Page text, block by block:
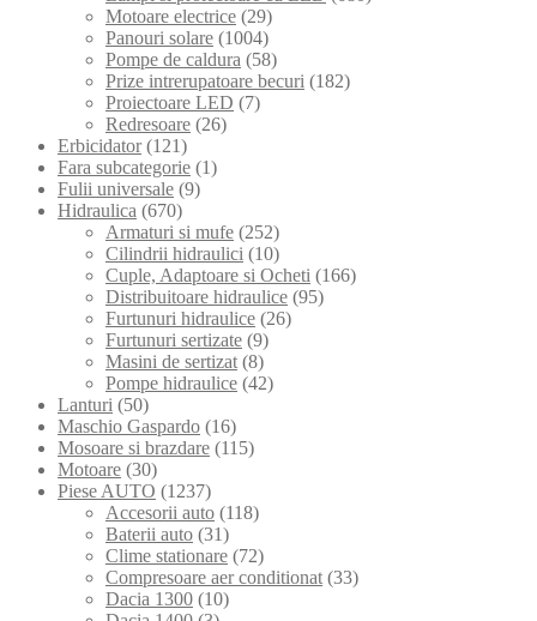
Motoare electrice (29)
Panouri solare (1004)
Pompe de caldura (58)
Prize intrerupatoare becuri (182)
Proiectoare LED (7)
Redresoare (26)
Erbicidator (121)
Fara subcategorie (1)
Fulii universale (9)
Hidraulica (670)
Armaturi si mufe (252)
Cilindrii hidraulici (10)
Cuple, Adaptoare si Ocheti (166)
Distribuitoare hidraulice (95)
Furtunuri hidraulice (26)
Furtunuri sertizate (9)
Masini de sertizat (8)
Pompe hidraulice (42)
Lanturi (50)
Maschio Gaspardo (16)
Mosoare si brazdare (115)
Motoare (30)
Piese AUTO (1237)
Accesorii auto (118)
Baterii auto (31)
Clime stationare (72)
Compresoare aer conditionat (33)
Dacia 1300 (10)